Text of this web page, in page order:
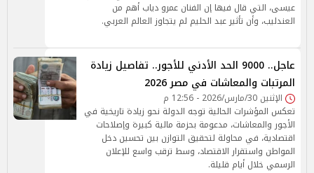
عيسى، التي قال فيها إن الفنان عمرو دياب أهم من
العندليب، وأن تأثير عبد الحليم لم يتجاوز العالم العربي.
عاجل.. 9000 الحد الأدني للأجور.. تفاصيل زيادة
المرتبات والمعاشات في مصر 2026
الإثنين 30/مارس/2026 - 12:56 م
تعكس المؤشرات الحالية توجه الدولة نحو زيادة تاريخية في
الأجور والمعاشات، مدعومة بحزمة مالية كبيرة وإصلاحات
اقتصادية، في محاولة لتحقيق التوازن بين تحسين دخل
المواطن واستقرار الاقتصاد، وسط ترقب واسع للإعلان
الرسمي خلال أيام قليلة.